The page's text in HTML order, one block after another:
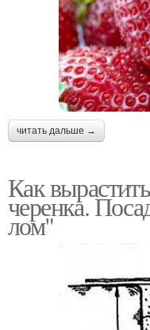
читать дальше →
Как
черенка.
лом"